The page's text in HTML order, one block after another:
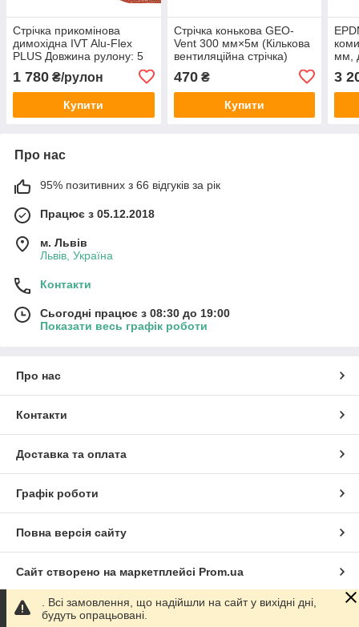
Стрічка прикомінова
димохідна IVT Alu-Flex
PLUS Довжина рулону: 5
1 780 ₴/рулон
Купити
Стрічка конькова GEO-
Vent 300 мм×5м (Кількова
вентиляційна стрічка)
470₴
Купити
мм,
3
Про нас
95% позитивних з 66 відгуків за рік
Працює з 05.12.2018
м. Львів
Львів, Україна
Контакти
Сьогодні працює з 08:30 до 19:00
Показати весь графік роботи
Про нас
Контакти
Доставка та оплата
Графік роботи
Повна версія сайту
Сайт створено на маркетплейсі Prom.ua
Політика конфіденційності
. Всі замовлення, що надійшли на сайт у вихідні дні,
будуть опрацьовані.